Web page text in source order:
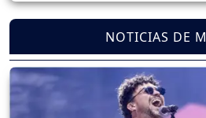
NOTICIAS DE